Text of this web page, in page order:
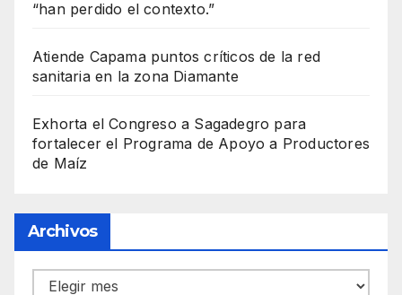
“han perdido el contexto.”
Atiende Capama puntos críticos de la red
sanitaria en la zona Diamante
Exhorta el Congreso a Sagadegro para
fortalecer el Programa de Apoyo a Productores
de Maíz
Archivos
Archivos